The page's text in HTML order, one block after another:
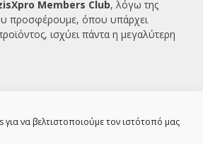
να βελτιστοποιούμε τον ιστότοπό μας
Members Club, λόγω της
προσφέρουμε, όπου υπάρχει
ισχύει πάντα η μεγαλύτερη